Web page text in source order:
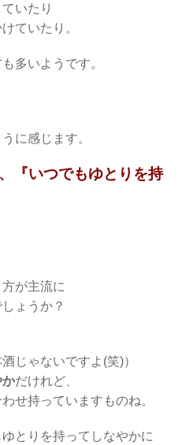
いたり
ていたり。
多いようです。
に感じます。
『いつでもゆとりを持
が主流に
ょうか？
じゃないですよ(笑)）
かだけれど、
わせ持っていますものね。
とりを持ってしなやかに